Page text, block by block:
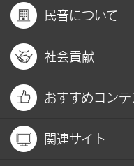
民音について
社会貢献
おすすめコンテ
関連サイト